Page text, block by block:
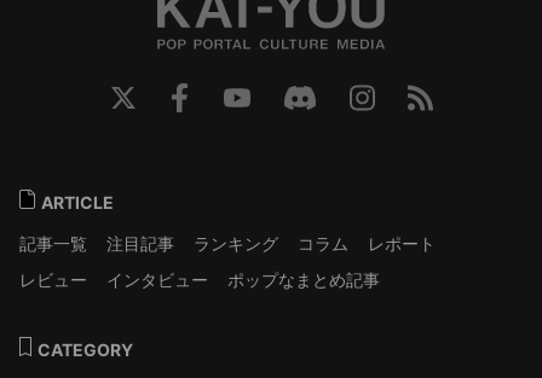
ARTICLE
記事一覧
注目記事 ランキング コラム
レポート
レビュー
インタビュー ポップなまとめ記事
CATEGORY